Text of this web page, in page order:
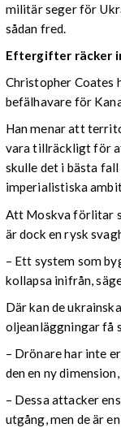
militär seger för
sådan fred.
Eftergifter räcker
Christopher Coates
befälhavare för
Han menar att
vara tillräckligt för
skulle det i bästa
imperialistiska
Att Moskva förlitar
är dock en rysk
– Ett system som
kollapsa inifrån,
Där kan de
oljeanläggningar få
– Drönare har inte
den en ny dimension
– Dessa attacker
utgång, men de är